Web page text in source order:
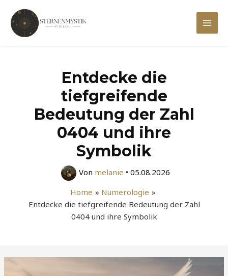
Inhalt
springen
Main
Entdecke die
tiefgreifende
Bedeutung der Zahl
0404 und ihre
Symbolik
Von melanie • 05.08.2026
Home
Numerologie
Entdecke die tiefgreifende Bedeutung der Zahl
0404 und ihre Symbolik